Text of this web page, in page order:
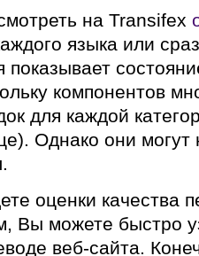
на Transifex
языка или
показывает
компонентов
для каждой
Однако они
оценки качества
Вы можете быстро
веб-сайта.